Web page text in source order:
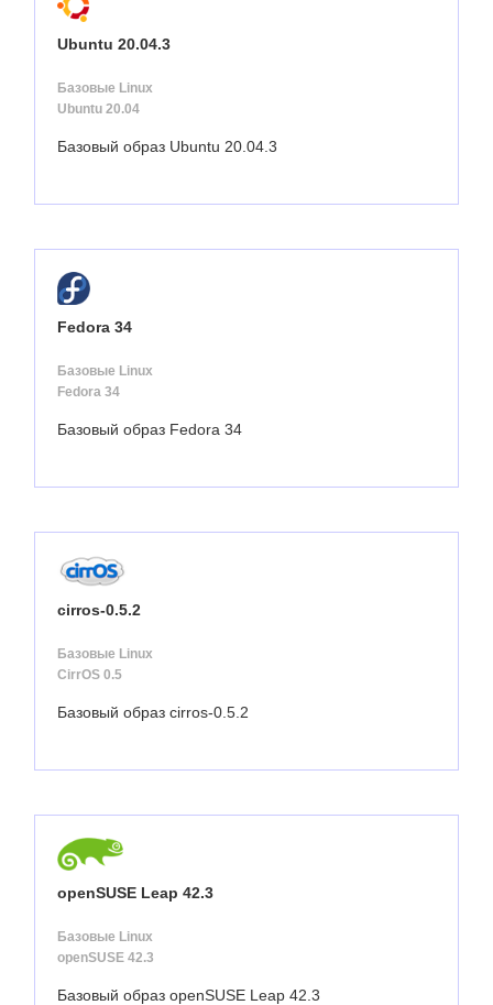
Ubuntu 20.04.3
Базовые Linux
Ubuntu 20.04
Базовый образ Ubuntu 20.04.3
Fedora 34
Базовые Linux
Fedora 34
Базовый образ Fedora 34
cirros-0.5.2
Базовые Linux
CirrOS 0.5
Базовый образ cirros-0.5.2
openSUSE Leap 42.3
Базовые Linux
openSUSE 42.3
Базовый образ openSUSE Leap 42.3